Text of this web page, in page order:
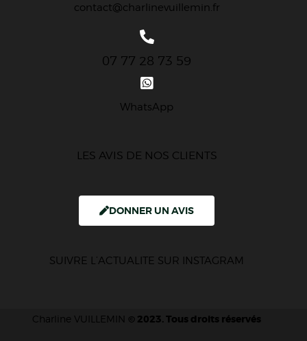
contact@charlinevuillemin.fr
07 77 28 73 59
WhatsApp
LES AVIS DE NOS CLIENTS
DONNER UN AVIS
SUIVRE L’ACTUALITE SUR INSTAGRAM
Charline VUILLEMIN © 2023. Tous droits réservés